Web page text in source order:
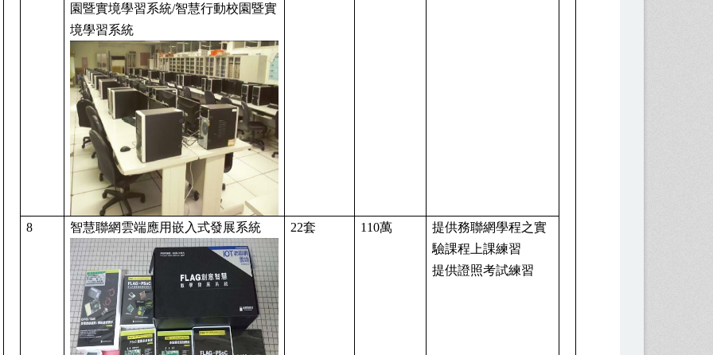
園暨實境學習系統/智慧行動校園暨實
境學習系統
8 智慧聯網雲端應用嵌入式發展系統 22套 110萬
提供務聯網學程之實
驗課程上課練習
提供證照考試練習